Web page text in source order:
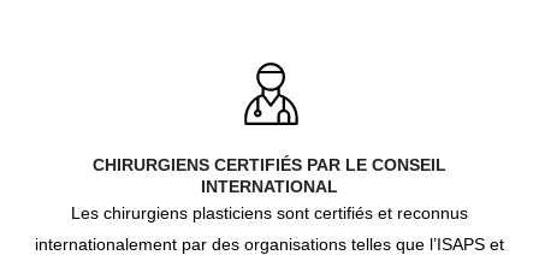
CHIRURGIENS CERTIFIÉS PAR LE CONSEIL
INTERNATIONAL
Les chirurgiens plasticiens sont certifiés et reconnus
internationalement par des organisations telles que l’ISAPS et